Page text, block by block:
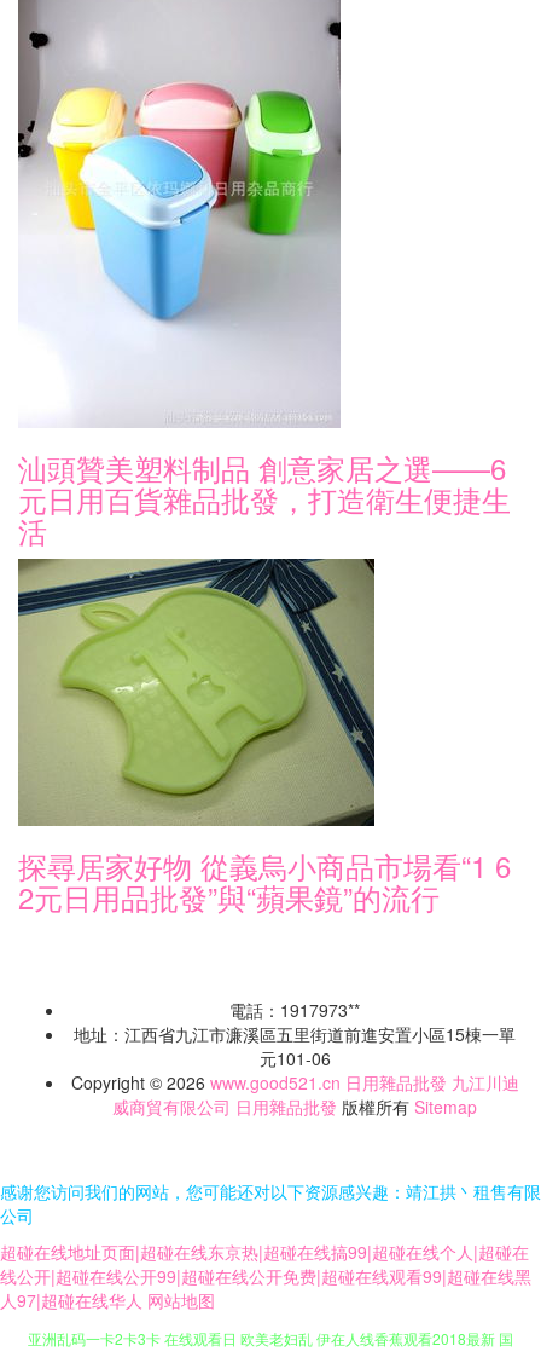
汕頭贊美塑料制品 創意家居之選——6
元日用百貨雜品批發，打造衛生便捷生
活
探尋居家好物 從義烏小商品市場看“1 6
2元日用品批發”與“蘋果鏡”的流行
電話：1917973**
地址：江西省九江市濂溪區五里街道前進安置小區15棟一單
元101-06
Copyright © 2026 www.good521.cn 日用雜品批發 九江川迪
威商貿有限公司 日用雜品批發 版權所有 Sitemap
感谢您访问我们的网站，您可能还对以下资源感兴趣：靖江拱丶租售有限
公司
超碰在线地址页面|超碰在线东京热|超碰在线搞99|超碰在线个人|超碰在
线公开|超碰在线公开99|超碰在线公开免费|超碰在线观看99|超碰在线黑
人97|超碰在线华人 网站地图
亚洲乱码一卡2卡3卡 在线观看日 欧美老妇乱 伊在人线香蕉观看2018最新 国